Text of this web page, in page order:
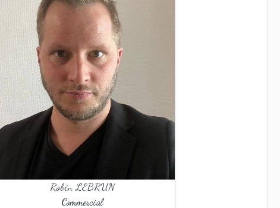
Robin LEBRUN
Commercial